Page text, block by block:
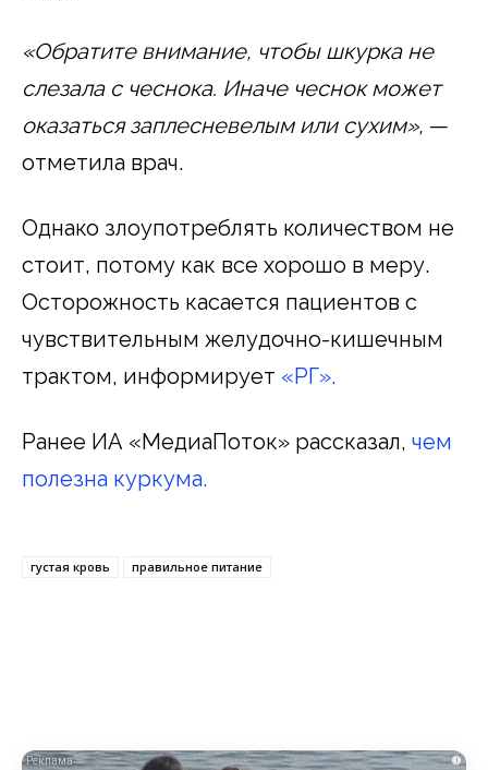
«Обратите внимание, чтобы шкурка не
слезала с чеснока. Иначе чеснок может
оказаться заплесневелым или сухим», —
отметила врач.
Однако злоупотреблять количеством не
стоит, потому как все хорошо в меру.
Осторожность касается пациентов с
чувствительным желудочно-кишечным
трактом, информирует «РГ».
Ранее ИА «МедиаПоток» рассказал, чем
полезна куркума.
густая кровь правильное питание
i